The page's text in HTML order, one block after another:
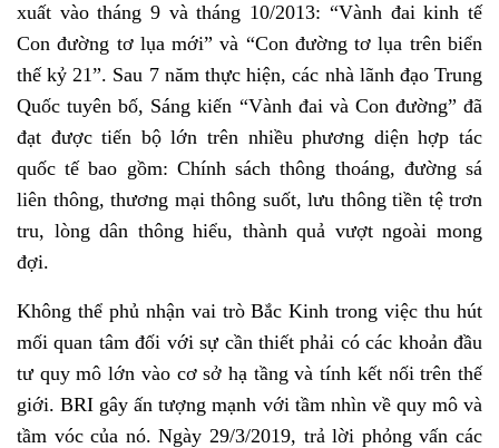
xuất vào tháng 9 và tháng 10/2013: “Vành đai kinh tế
Con đường tơ lụa mới” và “Con đường tơ lụa trên biển
thế kỷ 21”. Sau 7 năm thực hiện, các nhà lãnh đạo Trung
Quốc tuyên bố, Sáng kiến “Vành đai và Con đường” đã
đạt được tiến bộ lớn trên nhiều phương diện hợp tác
quốc tế bao gồm: Chính sách thông thoáng, đường sá
liên thông, thương mại thông suốt, lưu thông tiền tệ trơn
tru, lòng dân thông hiểu, thành quả vượt ngoài mong
đợi.
Không thể phủ nhận vai trò Bắc Kinh trong việc thu hút
mối quan tâm đối với sự cần thiết phải có các khoản đầu
tư quy mô lớn vào cơ sở hạ tầng và tính kết nối trên thế
giới. BRI gây ấn tượng mạnh với tầm nhìn về quy mô và
tầm vóc của nó. Ngày 29/3/2019, trả lời phỏng vấn các